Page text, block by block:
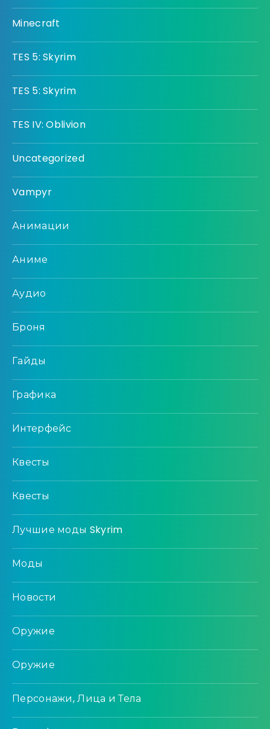
Minecraft
TES 5: Skyrim
TES 5: Skyrim
TES IV: Oblivion
Uncategorized
Vampyr
Анимации
Аниме
Аудио
Броня
Гайды
Графика
Интерфейс
Квесты
Квесты
Лучшие моды Skyrim
Моды
Новости
Оружие
Оружие
Персонажи, Лица и Тела